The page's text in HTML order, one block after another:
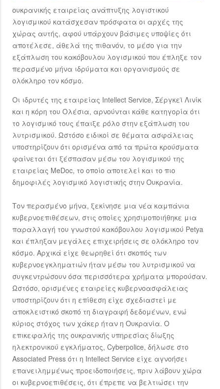
ουκρανικής εταιρείας ανάπτυξης λογιστικού
λογισμικού κατάσχεσαν πρόσφατα οι αρχές της
χώρας αυτής, αφού υπάρχουν βάσιμες υποψίες ότι
αποτέλεσε, άθελά της πιθανόν, το μέσο για την
εξάπλωση του κακόβουλου λογισμικού που έπληξε τον
περασμένο μήνα ιδρύματα και οργανισμούς σε
ολόκληρο τον κόσμο.
Οι ιδρυτές της εταιρείας Intellect Service, Σέργκεϊ Λινίκ
και η κόρη του Ολέσια, αρνούνται κάθε κατηγορία ότι
το λογισμικό τους έπαιξε ρόλο στην εξάπλωση του
λυτρισμικού. Ωστόσο ειδικοί σε θέματα ασφάλειας
υποστηρίζουν ότι ορισμένα από τα πρώτα κρούσματα
φαίνεται ότι ξέσπασαν μέσω του λογισμικού της
εταιρείας MeDoc, το οποίο αποτελεί και το πιο
δημοφιλές λογισμικό λογιστικής στην Ουκρανία.
Τον περασμένο μήνα, ξεκίνησε μια νέα καμπάνια
κυβερνοεπιθέσεων, στις οποίες χρησιμοποιήθηκε μια
παραλλαγή του γνωστού κακόβουλου λογισμικού Petya
και έπληξαν μεγάλες επιχειρήσεις σε ολόκληρο τον
κόσμο. Αρχικά είχε θεωρηθεί ότι σκοπός των
κυβερνοεγκληματιών ήταν μέσω του λυτρισμικού να
συγκεντρώσουν όσα περισσότερα χρήματα μπορούσαν.
Ωστόσο, ορισμένες εταιρείες κυβερνοασφάλειας
υποστηρίζουν ότι η επίθεση είχε σχεδιαστεί με
αποκλειστικό σκοπό τη διαγραφή δεδομένων, ενώ
κύριος στόχος των χάκερ ήταν η Ουκρανία. Ο
επικεφαλής της ουκρανικής υπηρεσίας δίωξης
ηλεκτρονικού εγκλήματος, Cyberpolice, δήλωσε στο
Associated Press ότι η Intellect Service είχε αγνοήσει
επανειλημμένως προειδοποιήσεις, πριν λάβουν χώρα
οι κυβερνοεπιθέσεις, ότι έπρεπε να βελτιώσει την